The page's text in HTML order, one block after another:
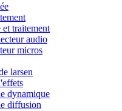
traitement
audio
micros
larsen
dynamique
diffusion